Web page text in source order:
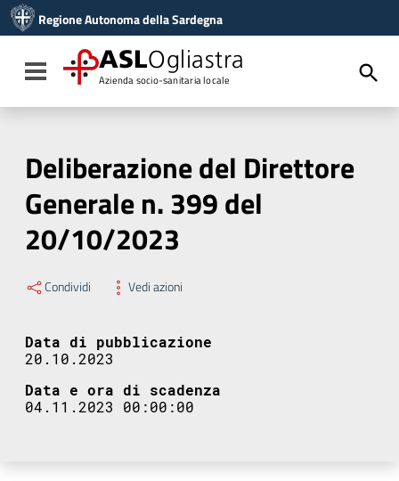
Vai al menu di navigazione
Vai al footer
Regione Autonoma della Sardegna
Toggle navigation
ASLOgliastra
Azienda socio-sanitaria locale
Deliberazione del Direttore
Generale n. 399 del
20/10/2023
Condividi Vedi azioni
Data di pubblicazione
20.10.2023
Data e ora di scadenza
04.11.2023 00:00:00